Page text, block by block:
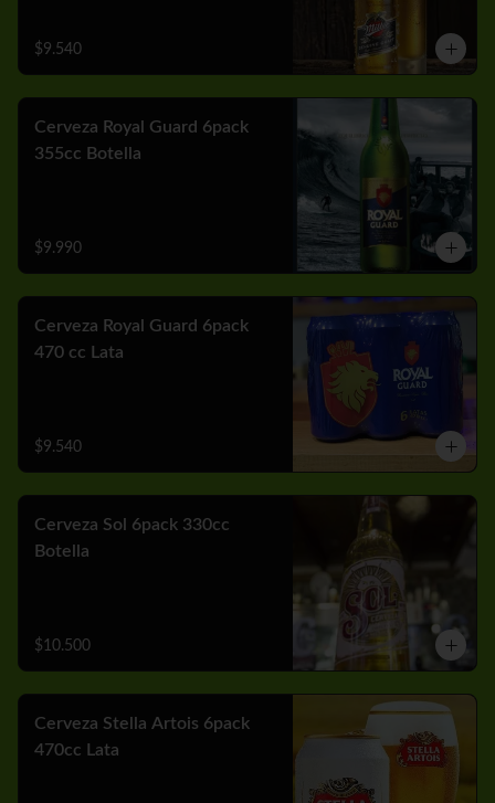
$9.540
Cerveza Royal Guard 6pack
355cc Botella
$9.990
Cerveza Royal Guard 6pack
470 cc Lata
$9.540
Cerveza Sol 6pack 330cc
Botella
$10.500
Cerveza Stella Artois 6pack
470cc Lata